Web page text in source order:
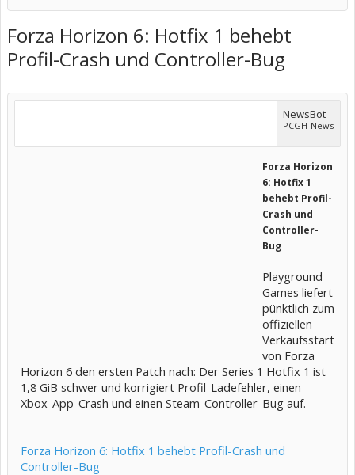
Forza Horizon 6: Hotfix 1 behebt
Profil-Crash und Controller-Bug
NewsBot
PCGH-News
Forza Horizon
6: Hotfix 1
behebt Profil-
Crash und
Controller-
Bug
Playground
Games liefert
pünktlich zum
offiziellen
Verkaufsstart
von Forza
Horizon 6 den ersten Patch nach: Der Series 1 Hotfix 1 ist
1,8 GiB schwer und korrigiert Profil-Ladefehler, einen
Xbox-App-Crash und einen Steam-Controller-Bug auf.
Forza Horizon 6: Hotfix 1 behebt Profil-Crash und
Controller-Bug